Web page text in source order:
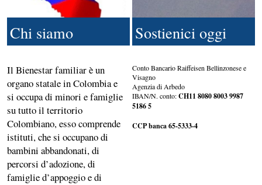
Chi siamo
Il Bienestar familiar è un
organo statale in Colombia e
si occupa di minori e famiglie
su tutto il territorio
Colombiano, esso comprende
istituti, che si occupano di
bambini abbandonati, di
percorsi d’adozione, di
famiglie d’appoggio e di
Sostienici oggi
Conto Bancario Raiffeisen Bellinzonese e
Visagno
Agenzia di Arbedo
IBAN/N. conto:CH11 8080 8003 9987
5186 5
CCP banca 65-5333-4